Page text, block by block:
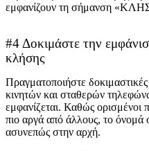
εμφανίζουν τη σήμανση
#4 Δοκιμάστε την
κλήσης
Πραγματοποιήστε
κινητών και σταθερών
εμφανίζεται. Καθώς
πιο αργά από άλλους, το όνομά
ασυνεπώς στην αρχή.